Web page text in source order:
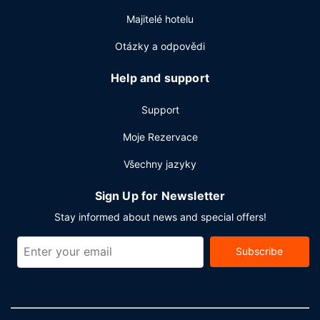
dispozici samostatné parkování zdarma.
Majitelé hotelu
Otázky a odpovědi
Help and support
Support
Moje Rezervace
Všechny jazyky
Sign Up for Newsletter
Stay informed about news and special offers!
Subscribe